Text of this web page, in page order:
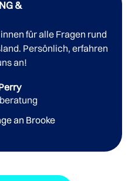
&
für alle Fragen rund
Persönlich, erfahren
an!
an Brooke